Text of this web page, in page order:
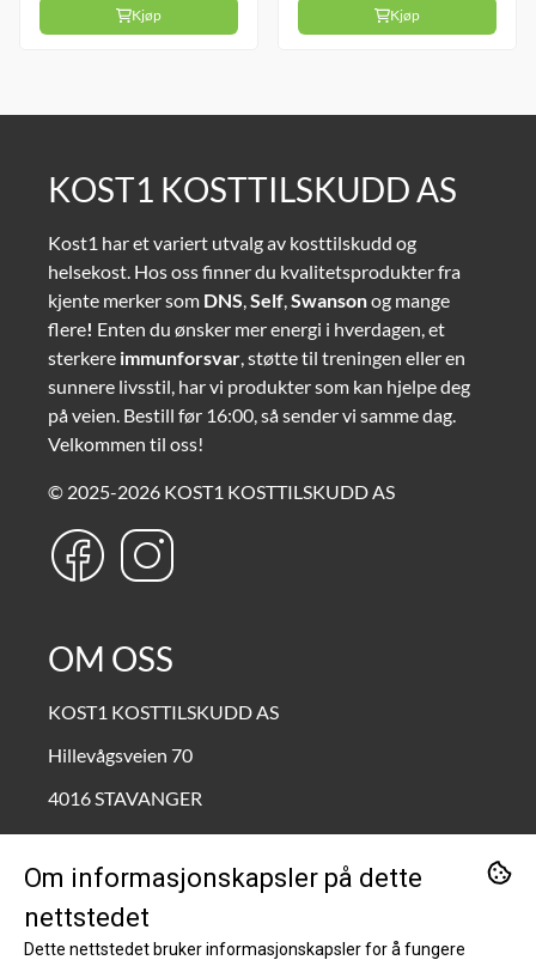
Kjøp Kjøp
KOST1 KOSTTILSKUDD AS
Kost1 har et variert utvalg av kosttilskudd og
helsekost. Hos oss finner du kvalitetsprodukter fra
kjente merker som DNS Self Swansonog mange
flere! Enten du ønsker mer energi i hverdagen, et
sterkere immunforsvar , støtte til treningen eller en
sunnere livsstil, har vi produkter som kan hjelpe deg
på veien. Bestill før 16:00, så sender vi samme dag.
Velkommen til oss!
© 2025-2026 KOST1 KOSTTILSKUDD AS
OM OSS
KOST1 KOSTTILSKUDD AS
Hillevågsveien 70
4016 STAVANGER
Org. nr. 995690772
Tlf: 90211111
kundeservice@kost1.no
Om informasjonskapsler på dette
nettstedet
Dette nettstedet bruker informasjonskapsler for å fungere